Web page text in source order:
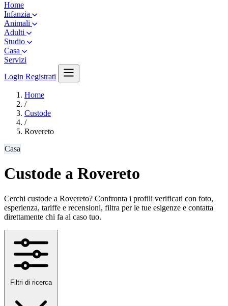
Home
Infanzia
Animali
Adulti
Studio
Casa
Servizi
Login Registrati
Home
/
Custode
/
Rovereto
Casa
Custode a Rovereto
Cerchi custode a Rovereto? Confronta i profili verificati con foto,
esperienza, tariffe e recensioni, filtra per le tue esigenze e contatta
direttamente chi fa al caso tuo.
Filtri di ricerca